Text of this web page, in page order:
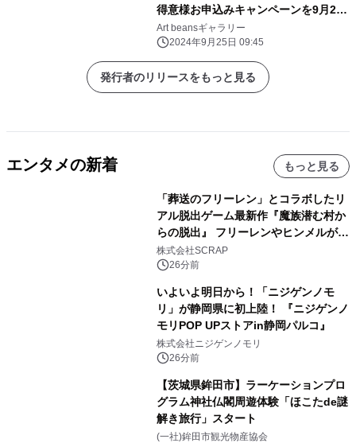
得意様お申込みキャンペーンを9月22
日より開始！
Art beansギャラリー
2024年9月25日 09:45
発行者のリリースをもっと見る
エンタメの新着 もっと見る
「葬送のフリーレン」とコラボしたリ
アル脱出ゲーム最新作『魔族潜む村か
らの脱出』 フリーレンやヒンメルが武
器を手に魔族を見据える描き下ろしメ
インビジュアル公開
株式会社SCRAP
26分前
いよいよ明日から！「ニジゲンノモ
リ」が静岡県に初上陸！ 『ニジゲンノ
モリPOP UPストアin静岡パルコ』
株式会社ニジゲンノモリ
26分前
【茨城県鉾田市】ラーケーションプロ
グラム神社仏閣周遊体験「ほこたde謎
解き旅行」スタート
(一社)鉾田市観光物産協会